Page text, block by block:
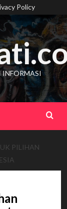
Policy
INFORMASI
PILIHAN